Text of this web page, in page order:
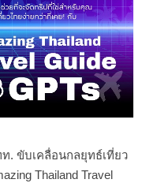
ท. ขับเคลื่อนกลยุทธ์เที่ยว
Thailand Travel